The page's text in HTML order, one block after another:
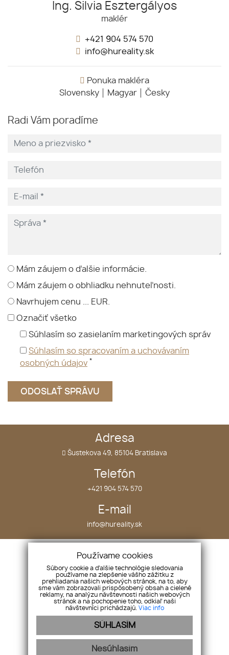
Ing. Silvia Esztergályos
maklér
+421 904 574 570
info@hureality.sk
Ponuka makléra
Slovensky
Magyar Česky
Radi Vám poradíme
Mám záujem o ďalšie informácie.
Mám záujem o obhliadku nehnuteľnosti.
Navrhujem cenu ... EUR.
Označiť všetko
Súhlasím so zasielaním marketingových správ
Súhlasím so spracovaním a uchovávaním
osobných údajov *
Adresa
Šustekova 49, 85104 Bratislava
Telefón
+421 904 574 570
E-mail
info@hureality.sk
O nás
Náš tím
Služby
Vložte ponuku
Vložte dopyt
Nehnuteľnosti
Projekty
Kontakt
webex.digital - REALVIA.sk
Používame cookies
Súbory cookie a ďalšie technológie sledovania
používame na zlepšenie vášho zážitku z
prehliadania našich webových stránok, na to, aby
sme vám zobrazovali prispôsobený obsah a cielené
reklamy, na analýzu návštevnosti našich webových
stránok a na pochopenie toho, odkiaľ naši
návštevníci prichádzajú. Viac info
SÚHLASÍM
Nesúhlasím